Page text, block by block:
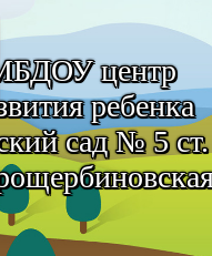
МБДОУ центр
ребенка
сад № 5 ст.